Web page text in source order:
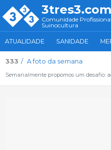
3tres3.com
Comunidade
Suinocultura
ATUALIDADE SANIDADE
333 A foto da semana
Semanalmente propomos um desafio: